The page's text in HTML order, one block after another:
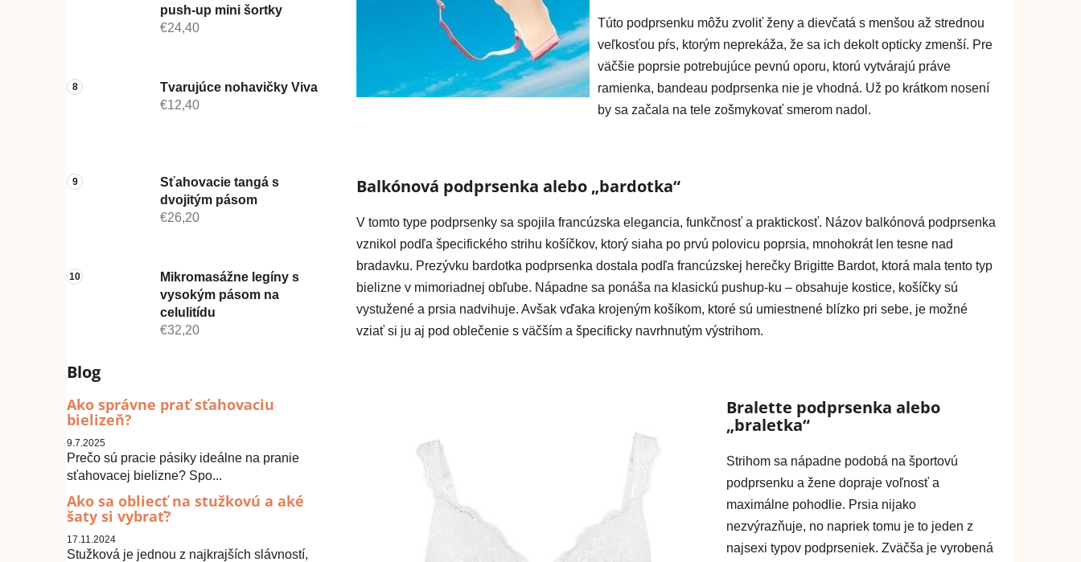
push-up mini šortky
€24,40
Tvarujúce nohavičky Viva
€12,40
Sťahovacie tangá s
dvojitým pásom
€26,20
Mikromasážne legíny s
vysokým pásom na
celulitídu
€32,20
Blog
Ako správne prať sťahovaciu
bielizeň?
9.7.2025
Prečo sú pracie pásiky ideálne na pranie
sťahovacej bielizne? Spo...
Ako sa obliecť na stužkovú a aké
šaty si vybrať?
17.11.2024
Stužková je jednou z najkrajších slávností,
Túto podprsenku môžu zvoliť ženy a dievčatá s menšou až strednou
veľkosťou pŕs, ktorým neprekáža, že sa ich dekolt opticky zmenší. Pre
väčšie poprsie potrebujúce pevnú oporu, ktorú vytvárajú práve
ramienka, bandeau podprsenka nie je vhodná. Už po krátkom nosení
by sa začala na tele zošmykovať smerom nadol.
Balkónová podprsenka alebo „bardotka“
V tomto type podprsenky sa spojila francúzska elegancia, funkčnosť a praktickosť. Názov balkónová podprsenka
vznikol podľa špecifického strihu košíčkov, ktorý siaha po prvú polovicu poprsia, mnohokrát len tesne nad
bradavku. Prezývku bardotka podprsenka dostala podľa francúzskej herečky Brigitte Bardot, ktorá mala tento typ
bielizne v mimoriadnej obľube. Nápadne sa ponáša na klasickú pushup-ku – obsahuje kostice, košíčky sú
vystužené a prsia nadvihuje. Avšak vďaka krojeným košíkom, ktoré sú umiestnené blízko pri sebe, je možné
vziať si ju aj pod oblečenie s väčším a špecificky navrhnutým výstrihom.
Bralette podprsenka alebo
„braletka“
Strihom sa nápadne podobá na športovú
podprsenku a žene dopraje voľnosť a
maximálne pohodlie. Prsia nijako
nezvýrazňuje, no napriek tomu je to jeden z
najsexi typov podprseniek. Zväčša je vyrobená